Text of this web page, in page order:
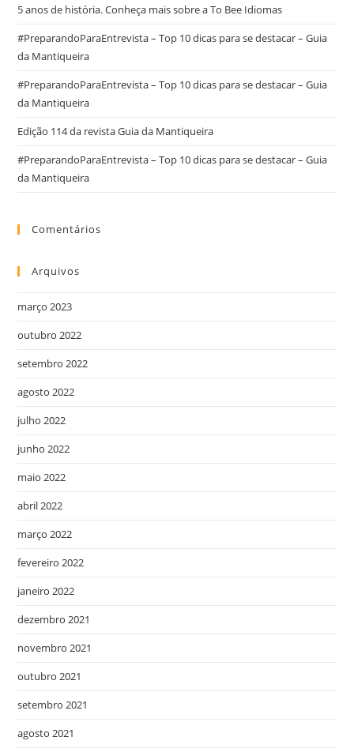
5 anos de história. Conheça mais sobre a To Bee Idiomas
#PreparandoParaEntrevista – Top 10 dicas para se destacar – Guia
da Mantiqueira
#PreparandoParaEntrevista – Top 10 dicas para se destacar – Guia
da Mantiqueira
Edição 114 da revista Guia da Mantiqueira
#PreparandoParaEntrevista – Top 10 dicas para se destacar – Guia
da Mantiqueira
Comentários
Arquivos
março 2023
outubro 2022
setembro 2022
agosto 2022
julho 2022
junho 2022
maio 2022
abril 2022
março 2022
fevereiro 2022
janeiro 2022
dezembro 2021
novembro 2021
outubro 2021
setembro 2021
agosto 2021